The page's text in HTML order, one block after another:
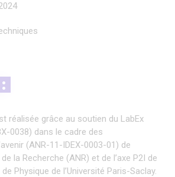
réalisée grâce au soutien du LabEx
0038) dans le cadre des
(ANR-11-IDEX-0003-01) de
la Recherche (ANR) et de l’axe P2I de
Physique de l’Université Paris-Saclay.